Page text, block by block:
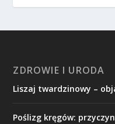
ZDROWIE I URODA
Liszaj twardzinowy –
Poślizg kręgów: